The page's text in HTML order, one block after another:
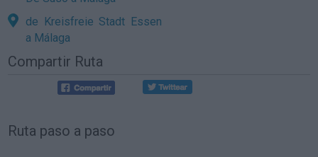
de Kreisfreie Stadt Essen
a Málaga
Compartir Ruta
Ruta paso a paso